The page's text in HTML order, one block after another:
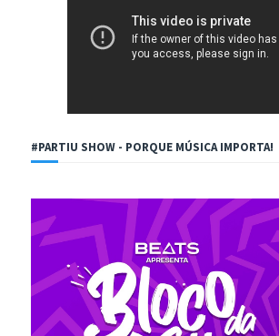
#PARTIU SHOW - PORQUE MÚSICA IMPORTA!